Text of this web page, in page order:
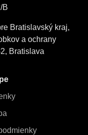
B
Bratislavský kraj,
a ochrany
Bratislava